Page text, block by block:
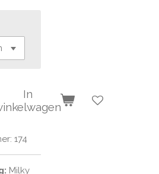
In
174
Milky